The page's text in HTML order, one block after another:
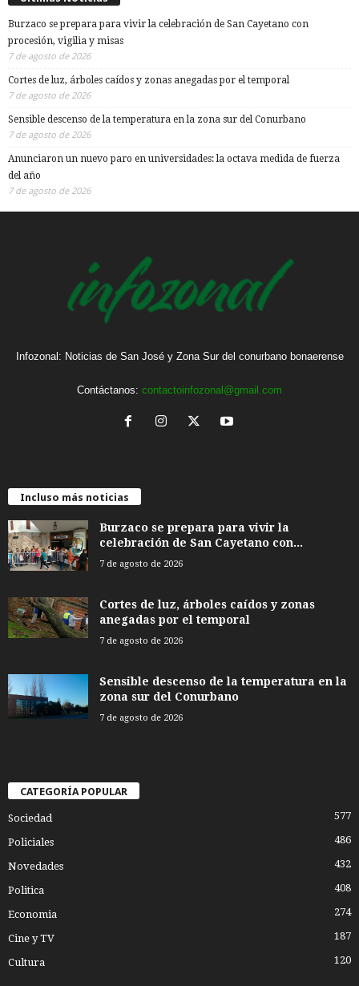
Burzaco se prepara para vivir la celebración de San Cayetano con
procesión, vigilia y misas
7 de agosto de 2026
Cortes de luz, árboles caídos y zonas anegadas por el temporal
7 de agosto de 2026
Sensible descenso de la temperatura en la zona sur del Conurbano
7 de agosto de 2026
Anunciaron un nuevo paro en universidades: la octava medida de fuerza
del año
7 de agosto de 2026
Infozonal: Noticias de San José y Zona Sur del conurbano bonaerense
Contáctanos: contactoinfozonal@gmail.com
Incluso más noticias
Burzaco se prepara para vivir la
celebración de San Cayetano con...
7 de agosto de 2026
Cortes de luz, árboles caídos y zonas
anegadas por el temporal
7 de agosto de 2026
Sensible descenso de la temperatura en la
zona sur del Conurbano
7 de agosto de 2026
CATEGORÍA POPULAR
Sociedad 577
Policiales 486
Novedades 432
Politica 408
Economia 274
Cine y TV 187
Cultura 120